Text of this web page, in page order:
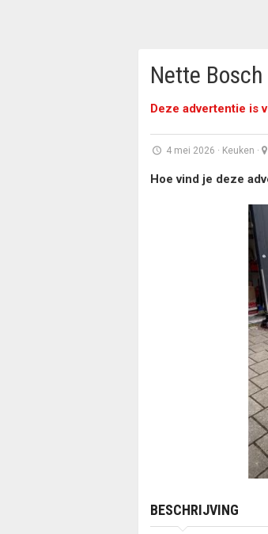
Nette
Deze advertentie is
4 mei 2026 · Keuken ·
Hoe vind je deze
BESCHRIJVING